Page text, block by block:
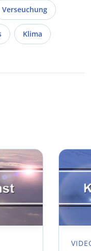
Verseuchung
Klima